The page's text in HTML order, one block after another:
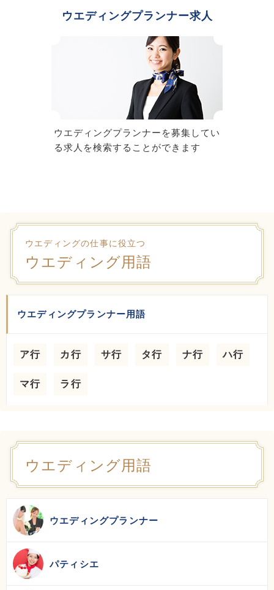
ウエディングプランナー求人
ウエディングプランナーを募集してい
る求人を検索することができます
ウエディングの仕事に役立つ
ウエディング用語
ウエディングプランナー用語
ア行 カ行 サ行 タ行 ナ行 ハ行
マ行 ラ行
ウエディング用語
ウエディングプランナー
パティシエ